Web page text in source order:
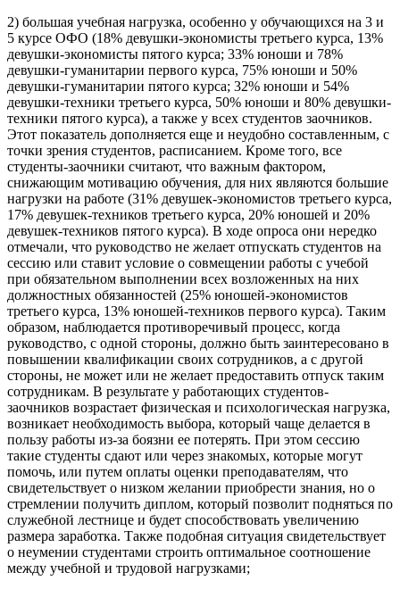
2) большая учебная нагрузка, особенно у обучающихся на 3 и
5 курсе ОФО (18% девушки-экономисты третьего курса, 13%
девушки-экономисты пятого курса; 33% юноши и 78%
девушки-гуманитарии первого курса, 75% юноши и 50%
девушки-гуманитарии пятого курса; 32% юноши и 54%
девушки-техники третьего курса, 50% юноши и 80% девушки-
техники пятого курса), а также у всех студентов заочников.
Этот показатель дополняется еще и неудобно составленным, с
точки зрения студентов, расписанием. Кроме того, все
студенты-заочники считают, что важным фактором,
снижающим мотивацию обучения, для них являются большие
нагрузки на работе (31% девушек-экономистов третьего курса,
17% девушек-техников третьего курса, 20% юношей и 20%
девушек-техников пятого курса). В ходе опроса они нередко
отмечали, что руководство не желает отпускать студентов на
сессию или ставит условие о совмещении работы с учебой
при обязательном выполнении всех возложенных на них
должностных обязанностей (25% юношей-экономистов
третьего курса, 13% юношей-техников первого курса). Таким
образом, наблюдается противоречивый процесс, когда
руководство, с одной стороны, должно быть заинтересовано в
повышении квалификации своих сотрудников, а с другой
стороны, не может или не желает предоставить отпуск таким
сотрудникам. В результате у работающих студентов-
заочников возрастает физическая и психологическая нагрузка,
возникает необходимость выбора, который чаще делается в
пользу работы из-за боязни ее потерять. При этом сессию
такие студенты сдают или через знакомых, которые могут
помочь, или путем оплаты оценки преподавателям, что
свидетельствует о низком желании приобрести знания, но о
стремлении получить диплом, который позволит подняться по
служебной лестнице и будет способствовать увеличению
размера заработка. Также подобная ситуация свидетельствует
о неумении студентами строить оптимальное соотношение
между учебной и трудовой нагрузками;